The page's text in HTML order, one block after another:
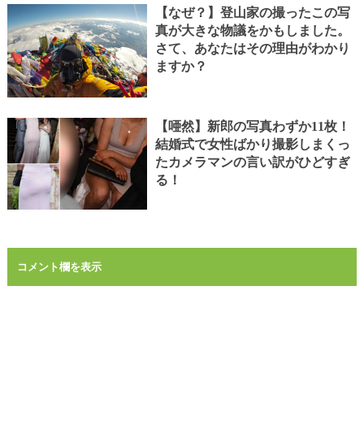
【なぜ？】登山家の撮ったこの写
真が大きな物議をかもしました。
さて、あなたはその理由がわかり
ますか？
【唖然】新郎の写真わずか11枚！
結婚式で女性ばかり撮影しまくっ
たカメラマンの言い訳がひどすぎ
る！
コメント欄を表示